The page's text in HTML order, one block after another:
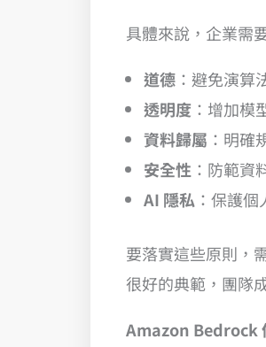
具體來說，企業需
道德 ：避免演算
透明度 ：增加模
資料歸屬 ：明確
安全性 ：防範資
AI 隱私 ：保護個
要落實這些原則，
很好的典範，團隊
Amazon Bedrock